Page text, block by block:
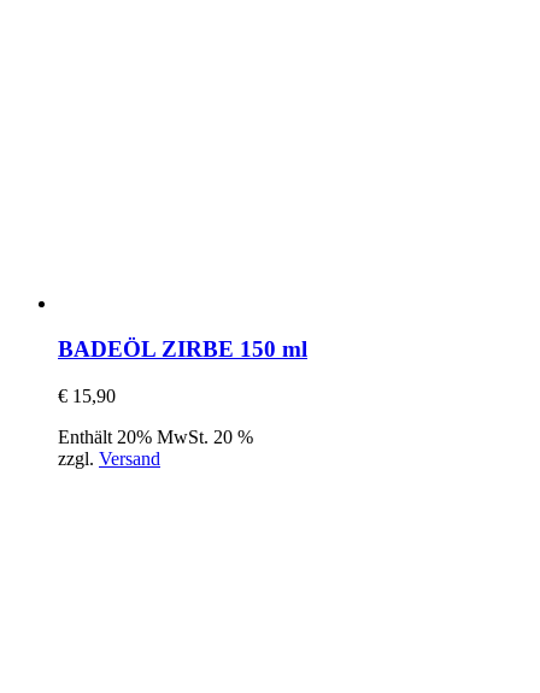
BADEÖL ZIRBE 150 ml
€ 15,90
Enthält 20% MwSt. 20 %
zzgl. Versand